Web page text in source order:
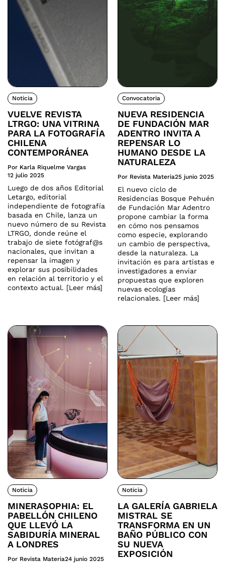
Noticia
VUELVE REVISTA
LTRGO: UNA VITRINA
PARA LA FOTOGRAFÍA
CHILENA
CONTEMPORÁNEA
Por Karla Riquelme Vargas
12 julio 2025
Luego de dos años Editorial
Letargo, editorial
independiente de fotografía
basada en Chile, lanza un
nuevo número de su Revista
LTRGO, donde reúne el
trabajo de siete fotógraf@s
nacionales, que invitan a
repensar la imagen y
explorar sus posibilidades
en relación al territorio y el
contexto actual. [Leer más]
Convocatoria
NUEVA RESIDENCIA
DE FUNDACIÓN MAR
ADENTRO INVITA A
REPENSAR LO
HUMANO DESDE LA
NATURALEZA
Por Revista Materia25 junio 2025
El nuevo ciclo de
Residencias Bosque Pehuén
de Fundación Mar Adentro
propone cambiar la forma
en cómo nos pensamos
como especie, explorando
un cambio de perspectiva,
desde la naturaleza. La
invitación es para artistas e
investigadores a enviar
propuestas que exploren
nuevas ecologías
relacionales. [Leer más]
Noticia
MINERASOPHIA: EL
PABELLÓN CHILENO
QUE LLEVÓ LA
SABIDURÍA MINERAL
A LONDRES
Por Revista Materia24 junio 2025
Noticia
LA GALERÍA GABRIELA
MISTRAL SE
TRANSFORMA EN UN
BAÑO PÚBLICO CON
SU NUEVA
EXPOSICIÓN